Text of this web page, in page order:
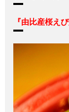
『由比産桜え